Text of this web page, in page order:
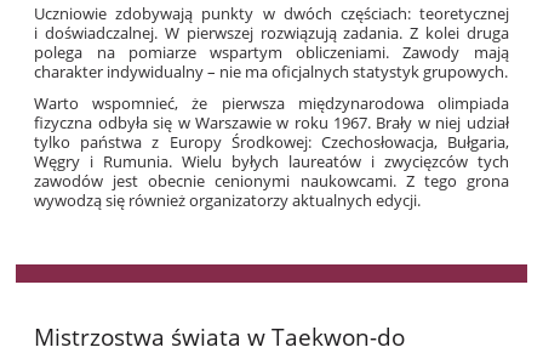
Uczniowie zdobywają punkty w dwóch częściach: teoretycznej
i doświadczalnej. W pierwszej rozwiązują zadania. Z kolei druga
polega na pomiarze wspartym obliczeniami. Zawody mają
charakter indywidualny – nie ma oficjalnych statystyk grupowych.
Warto wspomnieć, że pierwsza międzynarodowa olimpiada
fizyczna odbyła się w Warszawie w roku 1967. Brały w niej udział
tylko państwa z Europy Środkowej: Czechosłowacja, Bułgaria,
Węgry i Rumunia. Wielu byłych laureatów i zwycięzców tych
zawodów jest obecnie cenionymi naukowcami. Z tego grona
wywodzą się również organizatorzy aktualnych edycji.
Mistrzostwa świata w Taekwon-do